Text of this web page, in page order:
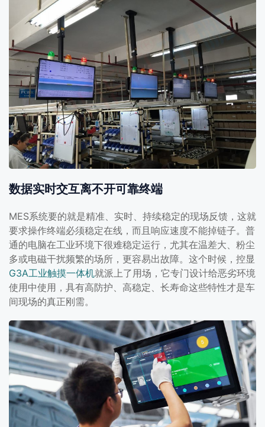
数据实时交互离不开可靠终端
MES系统要的就是精准、实时、持续稳定的现场反馈，这就
要求操作终端必须稳定在线，而且响应速度不能掉链子。普
通的电脑在工业环境下很难稳定运行，尤其在温差大、粉尘
多或电磁干扰频繁的场所，更容易出故障。这个时候，控显
G3A工业触摸一体机就派上了用场，它专门设计给恶劣环境
使用中使用，具有高防护、高稳定、长寿命这些特性才是车
间现场的真正刚需。